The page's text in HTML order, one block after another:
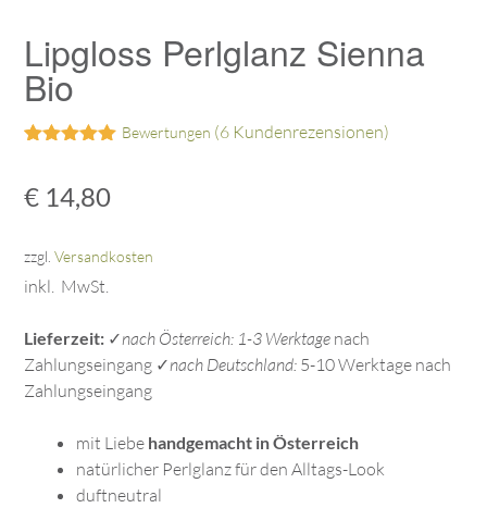
Lipgloss Perlglanz Sienna
Bio
basierend
auf
Bewertungen (6 Kundenrezensionen)
€ 14,80
zzgl. Versandkosten
inkl. MwSt.
Lieferzeit: ✓nach Österreich: 1-3 Werktage nach
Zahlungseingang ✓nach Deutschland: 5-10 Werktage nach
Zahlungseingang
mit Liebe handgemacht in Österreich
natürlicher Perlglanz für den Alltags-Look
duftneutral